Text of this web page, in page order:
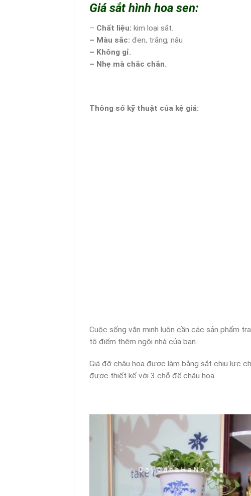
Giá sắt hình hoa sen:
– Chất liệu: kim loại sắt.
– Màu sắc: đen, trắng, nâu
– Không gỉ.
– Nhẹ mà chắc chắn.
Thông số kỹ thuật của kệ giá:
Cuộc sống văn minh luôn cần các sản phẩm
tô điểm thêm ngôi nhà của bạn.
Giá đỡ chậu hoa được làm bằng sắt chịu lực
được thiết kế với 3 chỗ để chậu hoa.